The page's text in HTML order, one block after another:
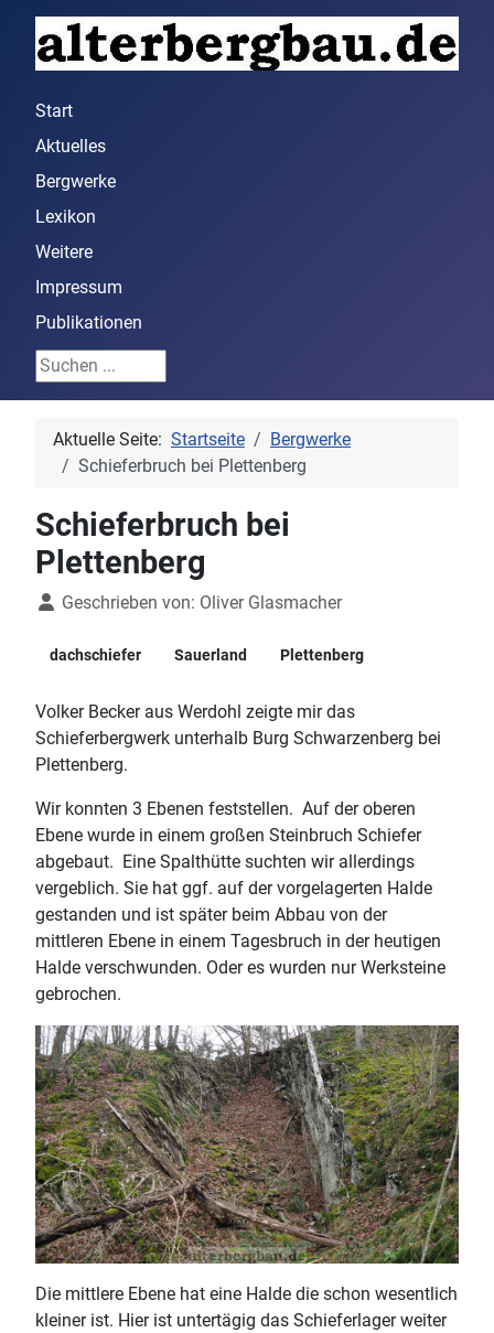
Start
Aktuelles
Bergwerke
Lexikon
Weitere
Impressum
Publikationen
Suchen ...
Aktuelle Seite: Startseite
Bergwerke
Schieferbruch bei Plettenberg
Schieferbruch bei
Plettenberg
DetailsGeschrieben von: Oliver Glasmacher
dachschiefer Sauerland Plettenberg
Volker Becker aus Werdohl zeigte mir das
Schieferbergwerk unterhalb Burg Schwarzenberg bei
Plettenberg.
Wir konnten 3 Ebenen feststellen. Auf der oberen
Ebene wurde in einem großen Steinbruch Schiefer
abgebaut. Eine Spalthütte suchten wir allerdings
vergeblich. Sie hat ggf. auf der vorgelagerten Halde
gestanden und ist später beim Abbau von der
mittleren Ebene in einem Tagesbruch in der heutigen
Halde verschwunden. Oder es wurden nur Werksteine
gebrochen.
Die mittlere Ebene hat eine Halde die schon wesentlich
kleiner ist. Hier ist untertägig das Schieferlager weiter